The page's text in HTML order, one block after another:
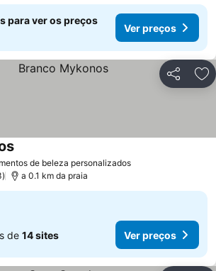
para ver os preços
Ver preços
Partilhar
de beleza personalizados
a 0.1 km da praia
de 14 sites Ver preços